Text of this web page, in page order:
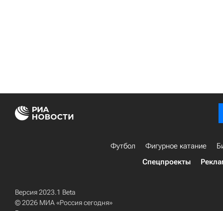
Футбол Фигурное катание
Спецпроекты
Версия 2023.1 Beta
© 2026 МИА «Россия сегодня»